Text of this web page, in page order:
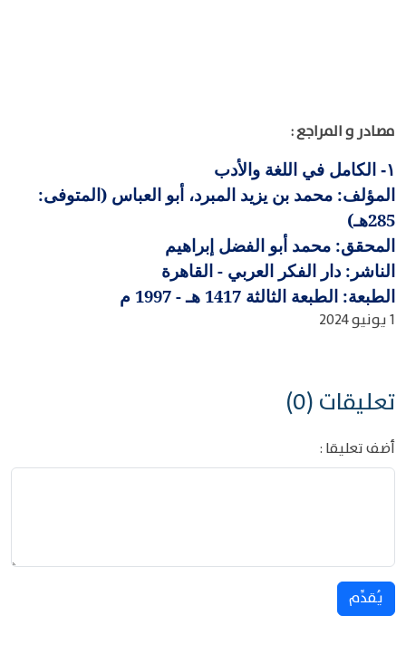
مصادر و المراجع :
١-
الكامل في اللغة والأدب
المؤلف: محمد بن يزيد المبرد، أبو العباس (المتوفى:
285هـ)
المحقق: محمد أبو الفضل إبراهيم
الناشر: دار الفكر العربي - القاهرة
الطبعة: الطبعة الثالثة 1417 هـ - 1997 م
1 يونيو 2024
تعليقات (0)
أضف تعليقا :
يُقدِّم